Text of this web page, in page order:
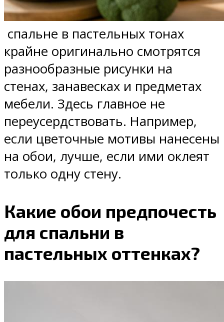
спальне в пастельных тонах
крайне оригинально смотрятся
разнообразные рисунки на
стенах, занавесках и предметах
мебели. Здесь главное не
переусердствовать. Например,
если цветочные мотивы нанесены
на обои, лучше, если ими оклеят
только одну стену.
Какие обои предпочесть
для спальни в
пастельных оттенках?